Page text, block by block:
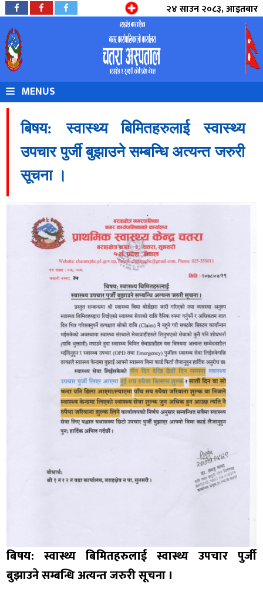
२४ साउन २०८३, आइतबार
MENUS
बिषय: स्वास्थ्य बिमितहरुलाई स्वास्थ्य
उपचार पुर्जी बुझाउने सम्बन्धि अत्यन्त जरुरी
सूचना ।
बिषय: स्वास्थ्य बिमितहरुलाई स्वास्थ्य उपचार पुर्जी
बुझाउने सम्बन्धि अत्यन्त जरुरी सूचना ।